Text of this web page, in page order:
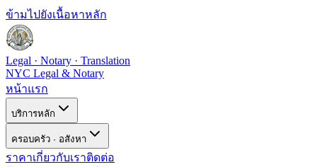
ข้ามไปยังเนื้อหาหลัก
Legal · Notary · Translation
NYC Legal & Notary
หน้าแรก
บริการหลัก
ครอบครัว · อสังหา
ราคาเกี่ยวกับเราติดต่อ